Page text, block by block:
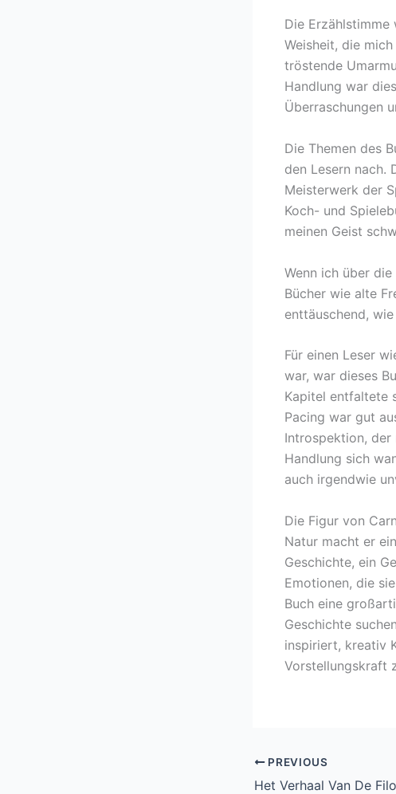
Die
Weisheit, die
tröstende
Handlung war
Überraschungen
Die Themen des
den Lesern nach.
Meisterwerk der
Koch- und
meinen Geist
Wenn ich über
Bücher wie alte
enttäuschend,
Für einen Leser
war, war dieses
Kapitel entfaltete
Pacing war gut
Introspektion,
Handlung sich
auch irgendwie
Die Figur von
Natur macht er
Geschichte, ein
Emotionen, die
Buch eine
Geschichte
inspiriert, kreativ
Vorstellungskraft
PREVIOUS